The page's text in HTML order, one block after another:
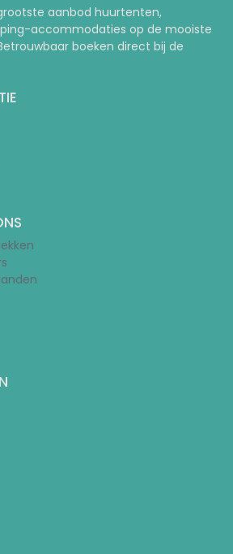
aanbod huurtenten,
accommodaties op de mooiste
boeken direct bij de